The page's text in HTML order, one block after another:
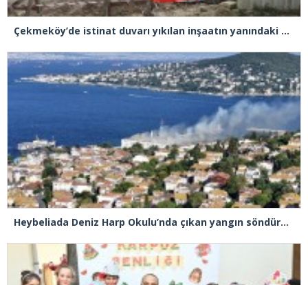
Çekmeköy’de istinat duvarı yıkılan inşaatın yanındaki 5 katlı bina boşaltıldı
Heybeliada Deniz Harp Okulu’nda çıkan yangın söndürüldü